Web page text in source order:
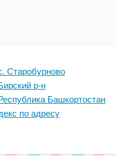
Старобурново
р-н
Башкортостан
по адресу